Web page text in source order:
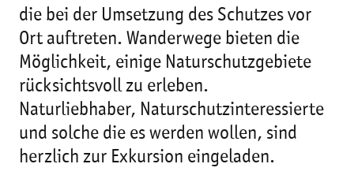
die bei der Umsetzung des Schutzes vor
Ort auftreten. Wanderwege bieten die
Möglichkeit, einige Naturschutzgebiete
rücksichtsvoll zu erleben.
Naturliebhaber, Naturschutzinteressierte
und solche die es werden wollen, sind
herzlich zur Exkursion eingeladen.